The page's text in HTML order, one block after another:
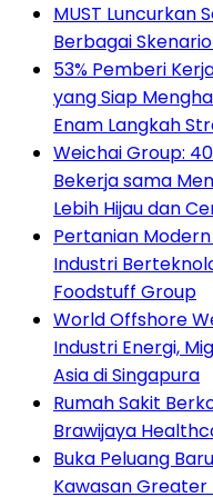
MUST Luncurkan
Berbagai Skenario
53% Pemberi
yang Siap
Enam Langkah
Weichai Group:
Bekerja sama
Lebih Hijau dan
Pertanian
Industri
Foodstuff Group
World Offshore
Industri Energi,
Asia di Singapura
Rumah Sakit
Brawijaya
Buka Peluang
Kawasan Greater